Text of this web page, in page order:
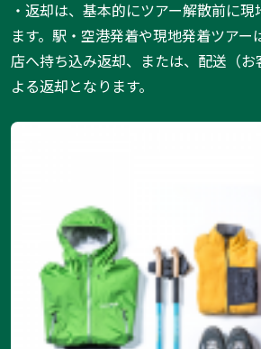
・返却は、基本的にツアー解散前に
ます。駅・空港発着や現地発着ツア
店へ持ち込み返却、または、配送（
よる返却となります。